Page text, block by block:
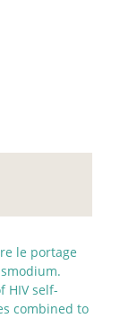
le portage
HIV self-
combined to